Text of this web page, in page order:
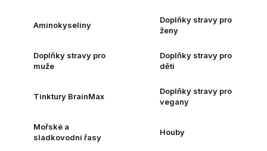
Aminokyseliny
Doplňky stravy pro
ženy
Doplňky stravy pro
muže
Doplňky stravy pro
děti
Tinktury BrainMax
Doplňky stravy pro
vegany
Mořské a
sladkovodní řasy
Houby